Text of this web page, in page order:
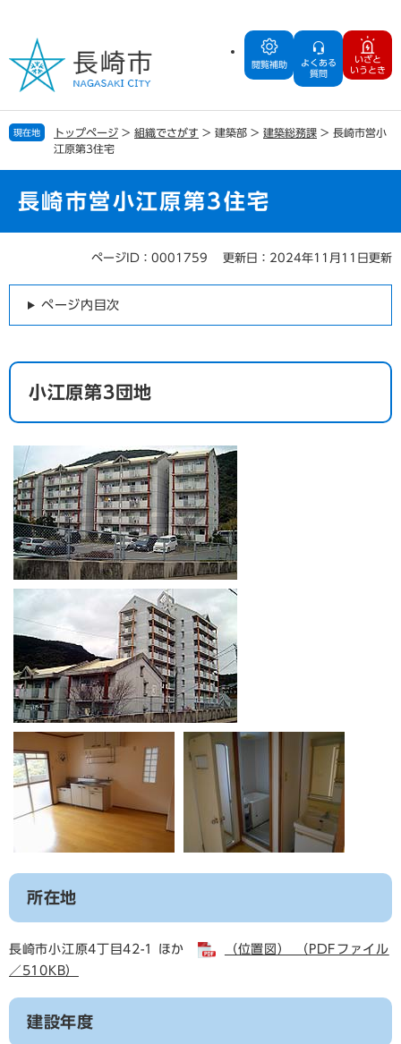
の
で
す
ー
ば
し
閲覧補助
よくある
質問
いざと
いうとき
現在地 トップページ > 組織でさがす > 建築部 > 建築総務課 > 長崎市営小
江原第3住宅
長崎市営小江原第3住宅
ページID：0001759 更新日：2024年11月11日更新
ページ内目次
小江原第3団地
所在地
長崎市小江原4丁目42-1 ほか
（位置図） （PDFファイル
／510KB）
建設年度